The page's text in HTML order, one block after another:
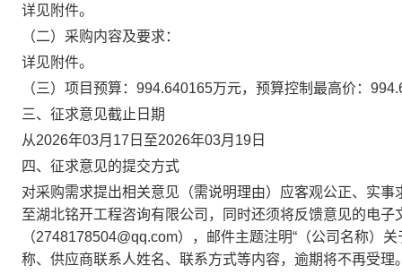
详见附件。
（二）采购内容及要求：
详见附件。
（三）项目预算： 994.640165万元，预算控制最高价：
三、征求意见截止日期
从2026年03月17日 至2026年03月19日
四、征求意见的提交方式
对采购需求提出相关意见（需说明理由）应客观公正、实
至湖北铭开工程咨询有限公司，同时还须将反馈意见的电
（2748178504@qq.com），邮件主题注明“（公司名称）
称、供应商联系人姓名、联系方式等内容，逾期将不再受理